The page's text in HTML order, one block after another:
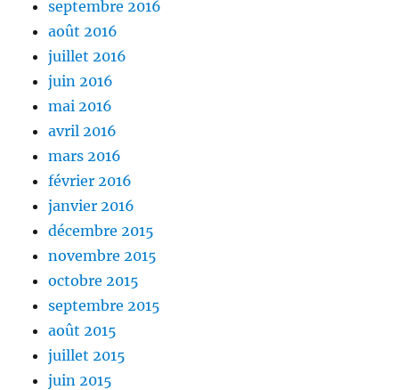
septembre 2016
août 2016
juillet 2016
juin 2016
mai 2016
avril 2016
mars 2016
février 2016
janvier 2016
décembre 2015
novembre 2015
octobre 2015
septembre 2015
août 2015
juillet 2015
juin 2015